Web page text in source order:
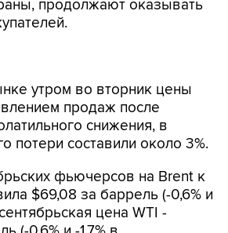
утром во вторник цены
снижения, в
потери составили около 3%.
фьючерсов на Brent к
цена WTI -
(-0,6% и -1,7% в